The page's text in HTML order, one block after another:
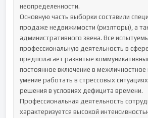
неопределенности.
Основную часть выборки составили
продаже недвижимости (риэлторы), а
административного звена. Все
профессиональную деятельность в сфере
предполагает развитые
постоянное включение в межличностное
умение работать в стрессовых
решения в условиях дефицита времени.
Профессиональная деятельность
характеризуется высокой